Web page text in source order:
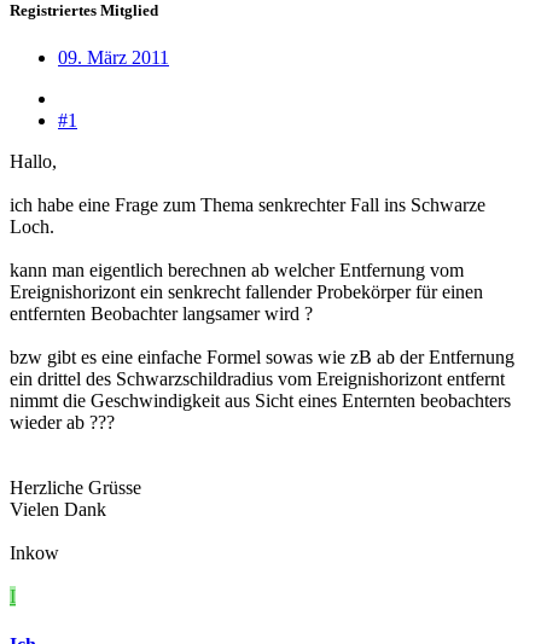
Registriertes Mitglied
09. März 2011
#1
Hallo,
ich habe eine Frage zum Thema senkrechter Fall ins Schwarze
Loch.
kann man eigentlich berechnen ab welcher Entfernung vom
Ereignishorizont ein senkrecht fallender Probekörper für einen
entfernten Beobachter langsamer wird ?
bzw gibt es eine einfache Formel sowas wie zB ab der Entfernung
ein drittel des Schwarzschildradius vom Ereignishorizont entfernt
nimmt die Geschwindigkeit aus Sicht eines Enternten beobachters
wieder ab ???
Herzliche Grüsse
Vielen Dank
Inkow
I